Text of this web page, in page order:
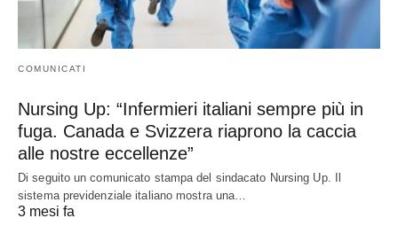
COMUNICATI
Nursing Up: “Infermieri italiani sempre più in
fuga. Canada e Svizzera riaprono la caccia
alle nostre eccellenze”
Di seguito un comunicato stampa del sindacato Nursing Up. Il
sistema previdenziale italiano mostra una…
3 mesi fa